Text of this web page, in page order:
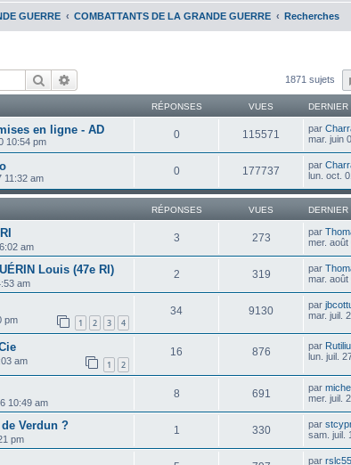
GUERRE COMBATTANTS DE LA GRANDE GUERRE Recherches
Rechercher 1871 sujets
RÉPONSES VUES
en ligne - AD
10:54 pm
0 115571 par
mar. juin
11:32 am
0 177737 par
lun. oct.
RÉPONSES VUES
am
3 273 par
mer. août
Louis (47e RI)
am
2 319 par
mar. août
pm 1 2 3 4
34 9130 par
mar. juil.
am 1 2
16 876 par
lun. juil.
10:49 am
8 691 par
mer. juil.
Verdun ?
pm
1 330 par
sam. juil.
par rslc55